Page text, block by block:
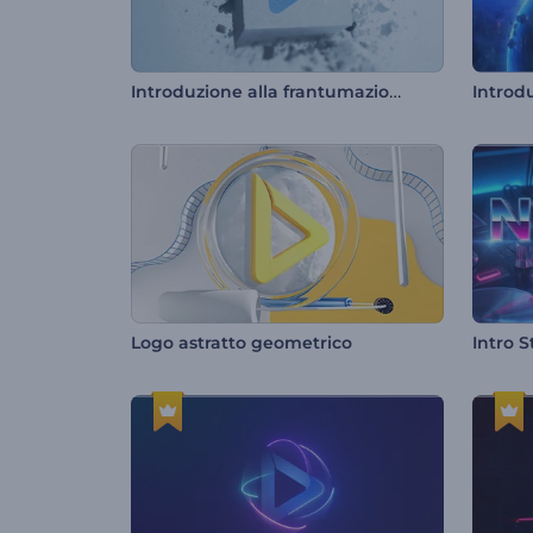
Introduzione alla frantumazione del blocco di pietra
Logo astratto geometrico Intro